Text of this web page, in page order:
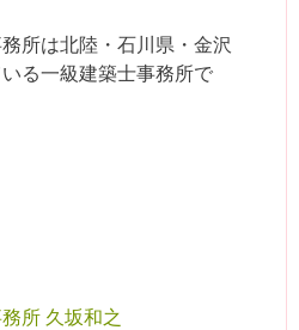
所は北陸・石川県・金沢
る一級建築士事務所で
所 久坂和之